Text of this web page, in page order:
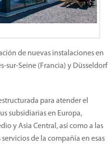
de nuevas instalaciones en
sur-Seine (Francia) y Düsseldorf
para atender el
subsidiarias en Europa,
y Asia Central, así como a las
de la compañía en esas